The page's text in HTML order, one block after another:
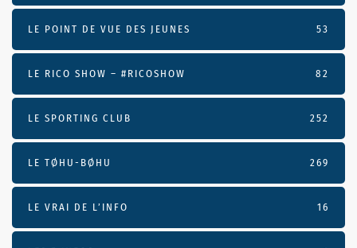
LE POINT DE VUE DES JEUNES 53
LE RICO SHOW – #RICOSHOW 82
LE SPORTING CLUB 252
LE TØHU-BØHU 269
LE VRAI DE L’INFO 16